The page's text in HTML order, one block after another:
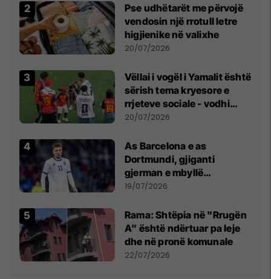
Pse udhëtarët me përvojë
vendosin një rrotull letre
higjienike në valixhe
20/07/2026
Vëllai i vogël i Yamalit është
sërish tema kryesore e
rrjeteve sociale - vodhi
vëmendjen pas finales së
20/07/2026
As Barcelona e as
Dortmundi, gjiganti
gjerman e mbyllë
marrëveshjen për Fisnik
19/07/2026
Rama: Shtëpia në "Rrugën
A" është ndërtuar pa leje
dhe në pronë komunale
22/07/2026